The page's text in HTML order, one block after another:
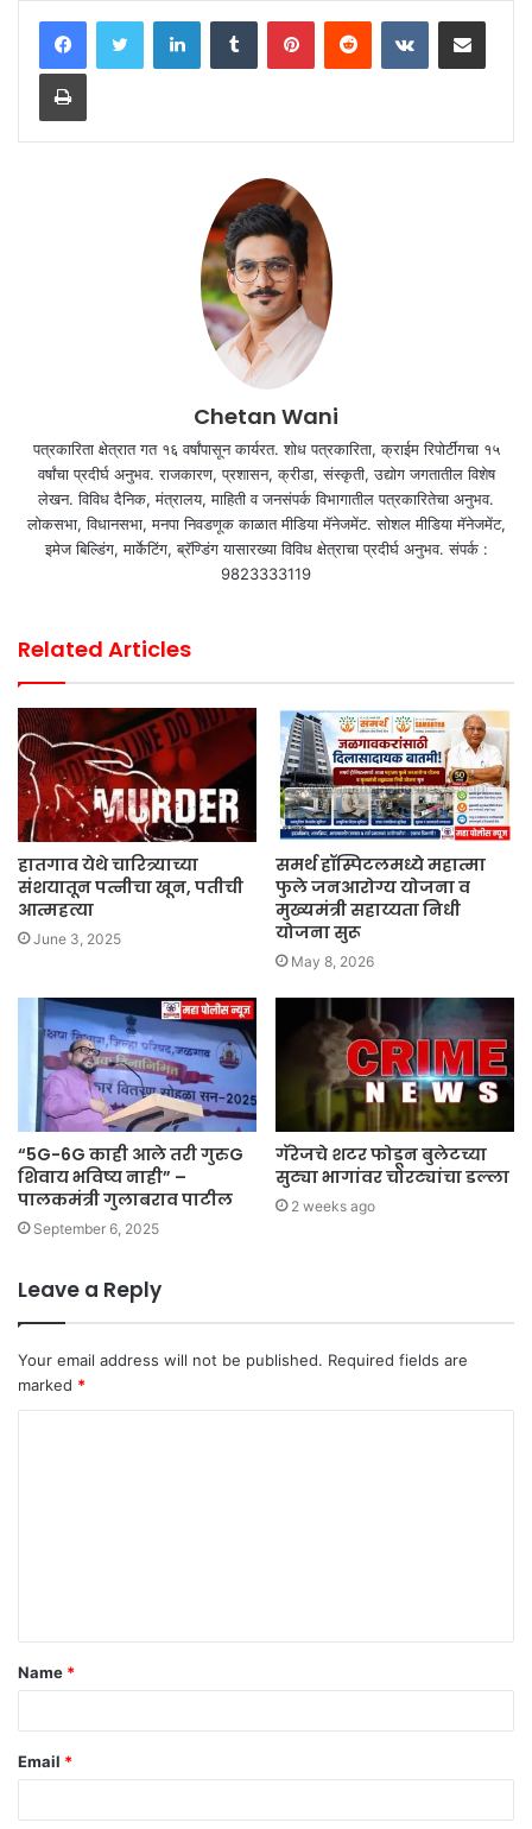
LinkedInTumblr PinterestReddit VKontakteShare via Email
Print
Chetan Wani
पत्रकारिता क्षेत्रात गत १६ वर्षांपासून कार्यरत. शोध पत्रकारिता, क्राईम रिपोर्टींगचा १५
वर्षांचा प्रदीर्घ अनुभव. राजकारण, प्रशासन, क्रीडा, संस्कृती, उद्योग जगतातील विशेष
लेखन. विविध दैनिक, मंत्रालय, माहिती व जनसंपर्क विभागातील पत्रकारितेचा अनुभव.
लोकसभा, विधानसभा, मनपा निवडणूक काळात मीडिया मॅनेजमेंट. सोशल मीडिया मॅनेजमेंट,
इमेज बिल्डिंग, मार्केटिंग, ब्रॅण्डिंग यासारख्या विविध क्षेत्राचा प्रदीर्घ अनुभव. संपर्क :
9823333119
Related Articles
हातगाव येथे चारित्र्याच्या
संशयातून पत्नीचा खून, पतीची
आत्महत्या
June 3, 2025
समर्थ हॉस्पिटलमध्ये महात्मा
फुले जनआरोग्य योजना व
मुख्यमंत्री सहाय्यता निधी
योजना सुरू
May 8, 2026
“5G-6G काही आले तरी गुरुG
शिवाय भविष्य नाही” –
पालकमंत्री गुलाबराव पाटील
September 6, 2025
गॅरेजचे शटर फोडून बुलेटच्या
सुट्या भागांवर चोरट्यांचा डल्ला
2 weeks ago
Leave a Reply
Your email address will not be published. Required fields are
marked *
t
*
Name *
Email *